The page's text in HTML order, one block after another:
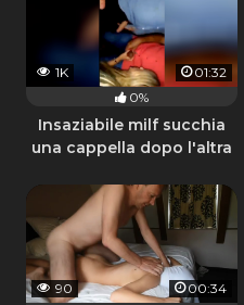
1K
01:32
0%
Insaziabile milf succhia
una cappella dopo l'altra
90 00:34